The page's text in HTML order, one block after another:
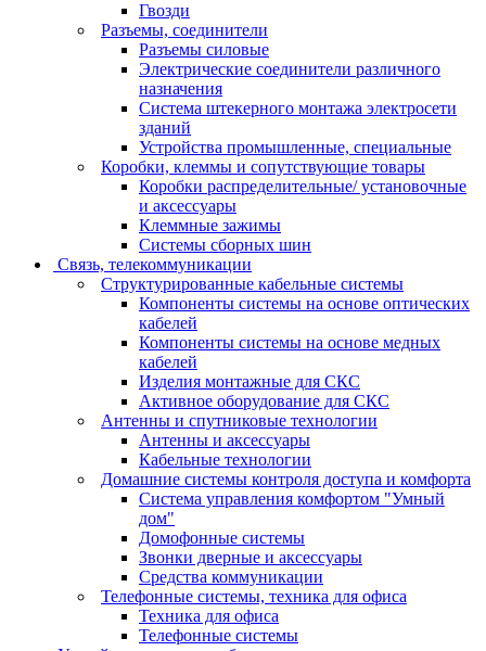
Гвозди
Разъемы, соединители
Разъемы силовые
Электрические соединители различного
назначения
Система штекерного монтажа электросети
зданий
Устройства промышленные, специальные
Коробки, клеммы и сопутствующие товары
Коробки распределительные/ установочные
и аксессуары
Клеммные зажимы
Системы сборных шин
Связь, телекоммуникации
Структурированные кабельные системы
Компоненты системы на основе оптических
кабелей
Компоненты системы на основе медных
кабелей
Изделия монтажные для СКС
Активное оборудование для СКС
Антенны и спутниковые технологии
Антенны и аксессуары
Кабельные технологии
Домашние системы контроля доступа и комфорта
Система управления комфортом "Умный
дом"
Домофонные системы
Звонки дверные и аксессуары
Средства коммуникации
Телефонные системы, техника для офиса
Техника для офиса
Телефонные системы